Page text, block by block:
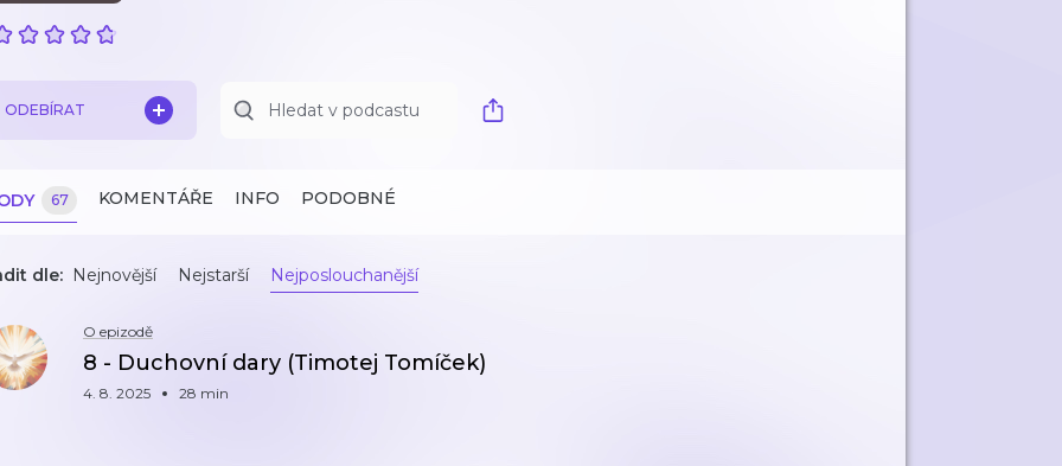
ODEBÍRAT
67 KOMENTÁŘE INFO PODOBNÉ
dle: Nejnovější Nejstarší Nejposlouchanější
O epizodě
8 - Duchovní dary (Timotej Tomíček)
4. 8. 2025 28 min